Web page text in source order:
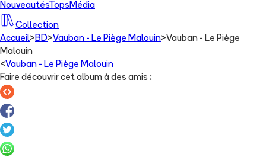
NouveautésTops Média
Collection
Accueil> BD>Vauban - Le Piège Malouin>Vauban - Le Piège
Malouin
<Vauban - Le Piège Malouin
Faire découvrir cet album à des amis :